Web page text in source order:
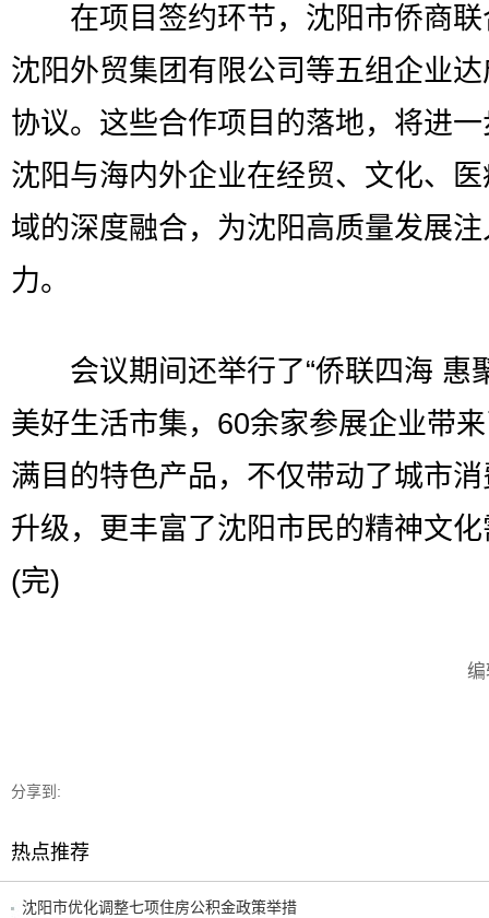
在项目签约环节，沈阳市侨商联
沈阳外贸集团有限公司等五组企业
协议。这些合作项目的落地，将进
沈阳与海内外企业在经贸、文化、
域的深度融合，为沈阳高质量发展
力。
会议期间还举行了“侨联四海 惠
美好生活市集，60余家参展企业带
满目的特色产品，不仅带动了城市
升级，更丰富了沈阳市民的精神文
(完)
分享到:
热点推荐
沈阳市优化调整七项住房公积金政策举措